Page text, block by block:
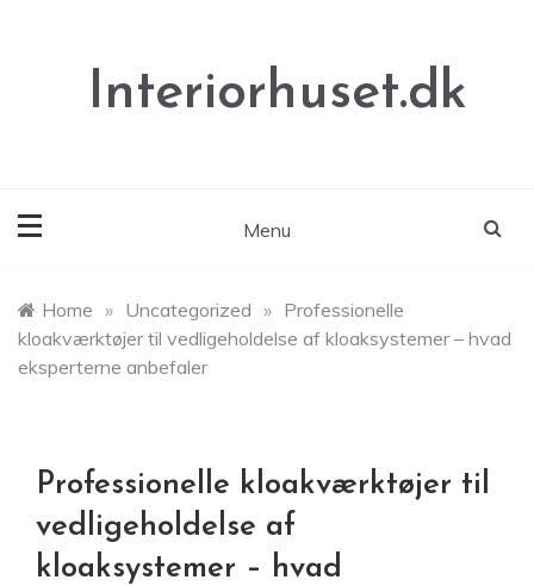
Interiorhuset.dk
Menu
Home » Uncategorized » Professionelle
kloakværktøjer til vedligeholdelse af kloaksystemer – hvad
eksperterne anbefaler
Professionelle kloakværktøjer til
vedligeholdelse af
kloaksystemer – hvad